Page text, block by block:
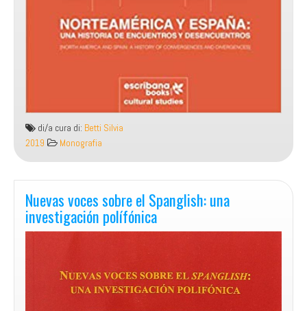
di/a cura di: Betti Silvia
2019
Monografia
Nuevas voces sobre el Spanglish: una
investigación polífónica